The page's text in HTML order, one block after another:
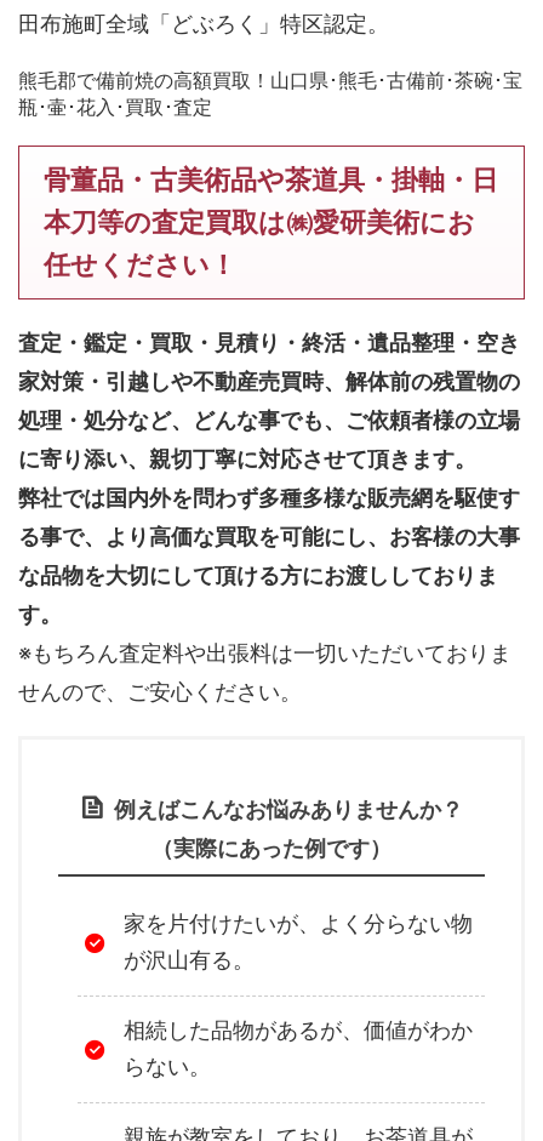
田布施町全域「どぶろく」特区認定。
熊毛郡で備前焼の高額買取！山口県･熊毛･古備前･茶碗･宝
瓶･壷･花入･買取･査定
骨董品・古美術品や茶道具・掛軸・日
本刀等の査定買取は㈱愛研美術にお
任せください！
査定・鑑定・買取・見積り・終活・遺品整理・空き
家対策・引越しや不動産売買時、解体前の残置物の
処理・処分など、どんな事でも、 ご依頼者様の立場
に寄り添い、親切丁寧に対応させて頂きます。
弊社では国内外を問わず多種多様な販売網を駆使す
る事で、より高価な買取を可能にし、お客様の大事
な品物を大切にして頂ける方にお渡ししておりま
す。
※もちろん査定料や出張料は一切いただいておりま
せんので、ご安心ください。
例えばこんなお悩みありませんか？
（実際にあった例です）
家を片付けたいが、よく分らない物
が沢山有る。
相続した品物があるが、価値がわか
らない。